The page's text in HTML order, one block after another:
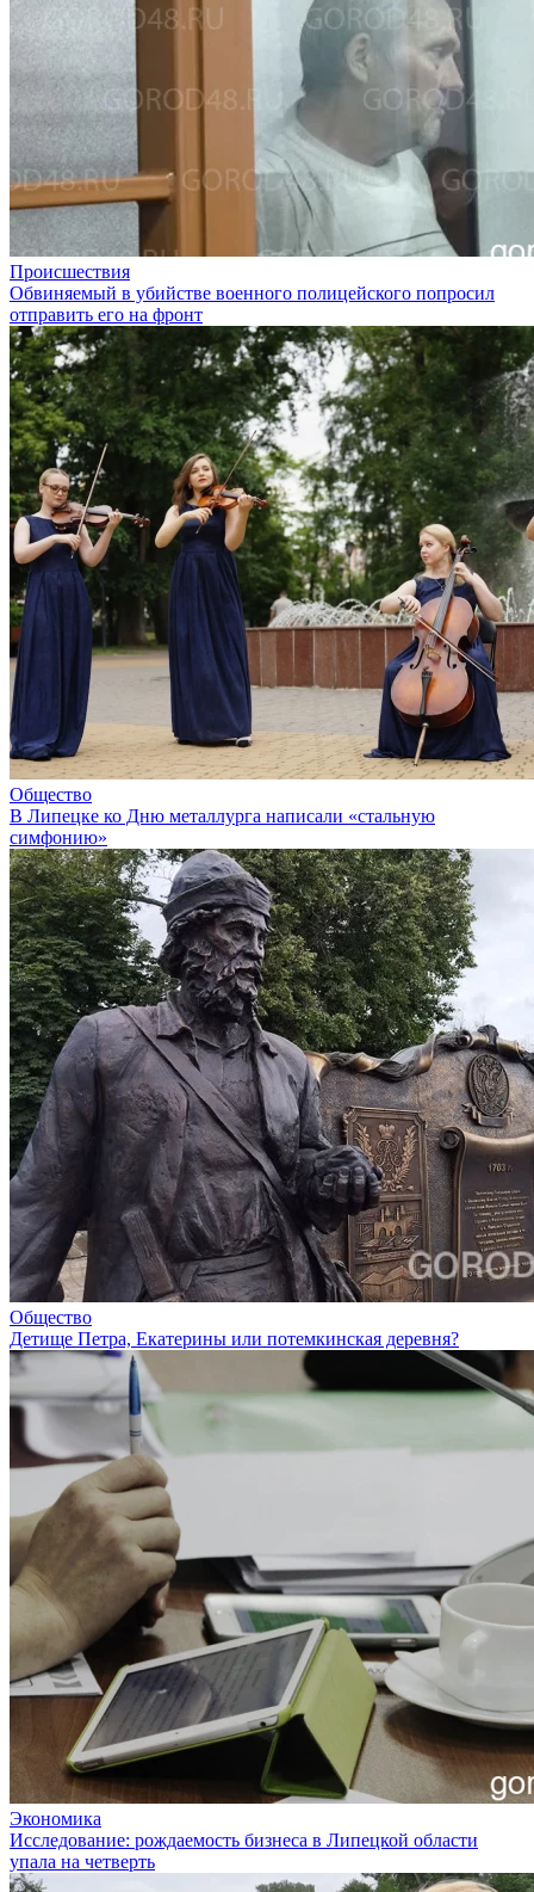
Происшествия
Обвиняемый в убийстве военного полицейского попросил
отправить его на фронт
Общество
В Липецке ко Дню металлурга написали «стальную
симфонию»
Общество
Детище Петра, Екатерины или потемкинская деревня?
Экономика
Исследование: рождаемость бизнеса в Липецкой области
упала на четверть